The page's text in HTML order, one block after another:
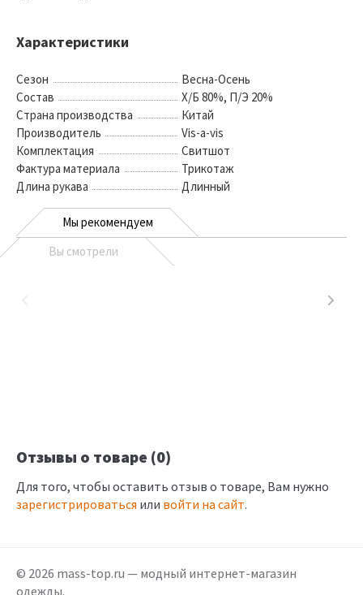
Характеристики
Сезон
Весна-Осень
Состав
Х/Б 80%, П/Э 20%
Страна производства
Китай
Производитель
Vis-a-vis
Комплектация
Свитшот
Фактура материала
Трикотаж
Длина рукава
Длинный
Мы рекомендуем
Вы смотрели
Отзывы о товаре (0)
Для того, чтобы оставить отзыв о товаре, Вам нужно
зарегистрироваться или войти на сайт.
© 2026 mass-top.ru — модный интернет-магазин
одежды.